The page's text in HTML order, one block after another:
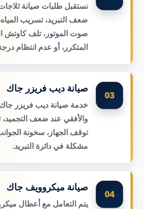
نستقبل طلبات صيانة
ضعف التبريد، تسريب
صوت الموتور، تلف كاوتش
المتكرر، أو عدم انتظام
03
صيانة ديب فريزر جاك
خدمة صيانة ديب فريزر
والأفقي عند ضعف التجميد،
توقف الجهاز، سخونة
مشكلة في دائرة التبريد.
04
صيانة ميكروويف جاك
يتم التعامل مع أعطال